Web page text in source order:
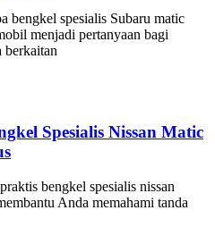
bengkel spesialis Subaru matic
menjadi pertanyaan bagi
berkaitan
Spesialis Nissan Matic
bengkel spesialis nissan
Anda memahami tanda